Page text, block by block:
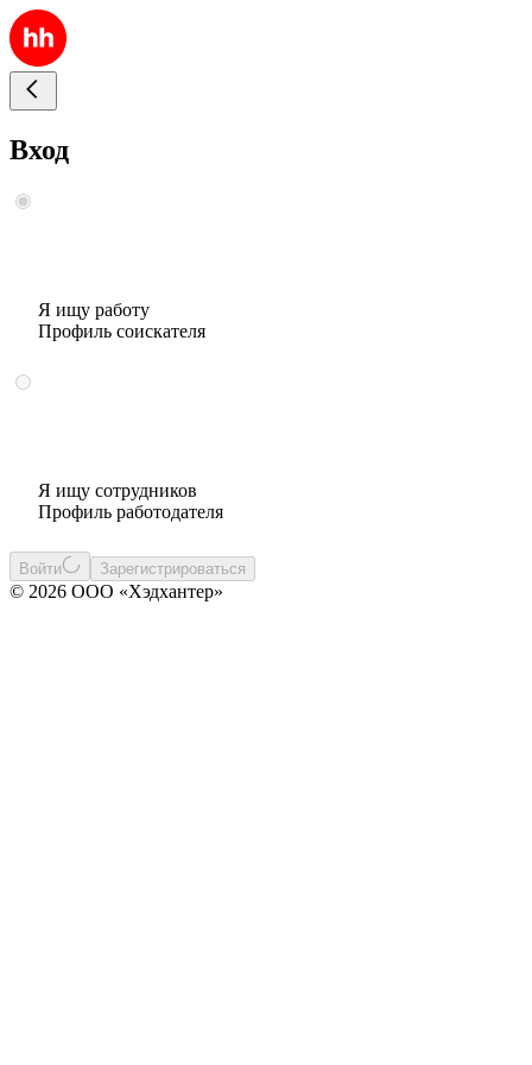
Вход
Я ищу работу
Профиль соискателя
Я ищу сотрудников
Профиль работодателя
Войти Зарегистрироваться
© 2026 ООО «Хэдхантер»